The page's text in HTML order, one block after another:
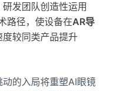
发团队创造性运用
路径，使设备在AR导
较同类产品提升
的入局将重塑AI眼镜